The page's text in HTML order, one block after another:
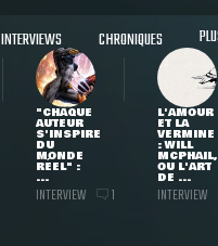
INTERVIEWS CHRONIQUES
"CHAQUE
AUTEUR
S'INSPIRE
DU
MONDE
RÉEL" :
...
INTERVIEW 1
L'AMOUR
ET LA
VERMINE
: WILL
MCPHAIL,
OU L'ART
DE ...
INTERVIEW